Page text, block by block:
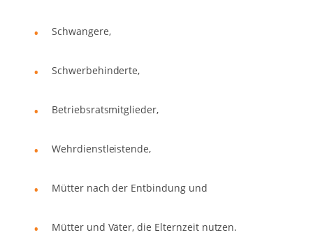
Schwangere,
Schwerbehinderte,
Betriebsratsmitglieder,
Wehrdienstleistende,
Mütter nach der Entbindung und
Mütter und Väter, die Elternzeit nutzen.